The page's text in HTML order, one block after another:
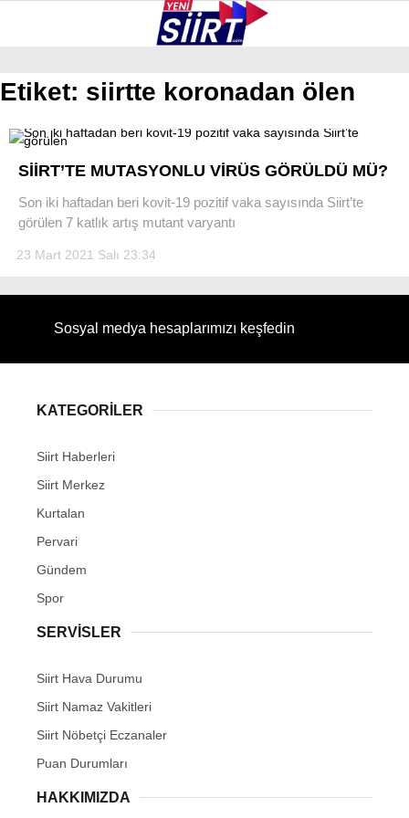
GALERİ VİDEO YAZARLAR
KURTALAN
BAYKAN
PERVARI
ŞIRVAN
TILLO
NÖBETÇI ECZANELER
Etiket: siirtte koronadan ölen
SİİRT’TE MUTASYONLU VİRÜS GÖRÜLDÜ MÜ?
Son iki haftadan beri kovit-19 pozitif vaka sayısında Siirt’te
görülen 7 katlık artış mutant varyantı
23 Mart 2021 Salı 23:34
Sosyal medya hesaplarımızı keşfedin
KATEGORİLER
Siirt Haberleri
Siirt Merkez
Kurtalan
Pervari
Gündem
Spor
SERVİSLER
Siirt Hava Durumu
Siirt Namaz Vakitleri
Siirt Nöbetçi Eczanaler
Puan Durumları
HAKKIMIZDA